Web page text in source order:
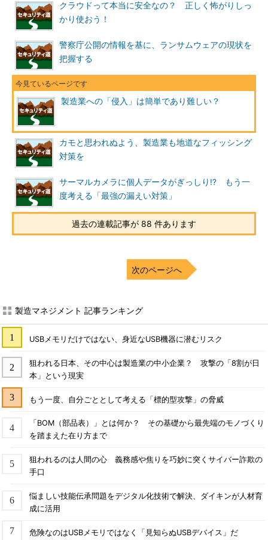
クラウドって本当に安全なの？ 正しく怖がりしっ
かり使おう！
警察庁公開の情報を基に、ランサムウェアの現状を
把握する
製造業への「侵入」は簡単であり難しい？
カモと思われぬよう、製造業も地道なフィッシング
対策を
サーマルカメラに個人データがぎっしり!? もう一
度考える「最強の漏えい対策」
過去の連載記事が 88 件あります
次のページへ
製造マネジメント 記事ランキング
USBメモリだけではない、身近なUSB機器に潜むリスク
狙われる日本、その中心は製造業の中小企業？ 攻撃の「8割が日
本」という現実
もう一度、自分ごととして考える「標的型攻撃」の脅威
「BOM（部品表）」とは何か？ その基礎から最先端のモノづくり
を踏まえた在り方まで
狙われるのは人間の心 義務感や焦りを巧妙に突くサイバー詐欺の
手口
悩ましい技能伝承問題をデジタル化技術で解決、ダイキンが人材育
成に活用
危険なのはUSBメモリではなく「見知らぬUSBデバイス」だ